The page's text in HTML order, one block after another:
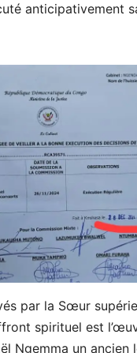
anticipativement
par la Sœur
spirituel est
Ngemma un ancien